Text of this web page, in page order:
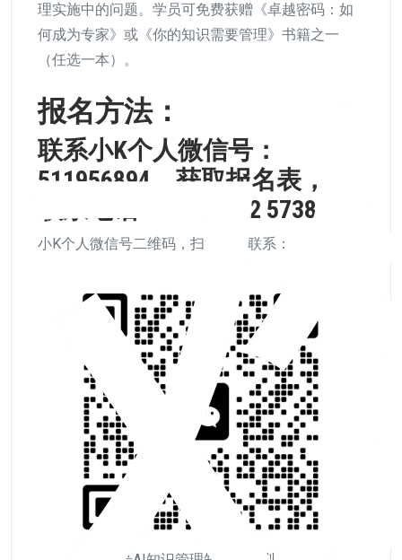
理实施中的问题。学员可免费获赠《卓越密码：如
何成为专家》或《你的知识需要管理》书籍之一
（任选一本）。
报名方法：
联系小K个人微信号：
511956894，获取报名表，或
联系电话：010-6292 5738
小K个人微信号二维码，扫描即可联系：